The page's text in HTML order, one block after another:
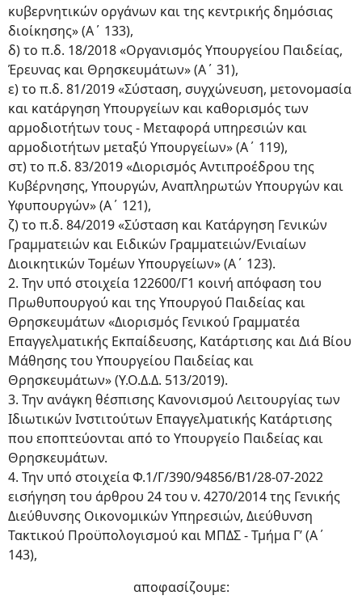
κυβερνητικών οργάνων και της κεντρικής δημόσιας
διοίκησης» (Α΄ 133),
δ) το π.δ. 18/2018 «Οργανισμός Υπουργείου Παιδείας,
Έρευνας και Θρησκευμάτων» (Α΄ 31),
ε) το π.δ. 81/2019 «Σύσταση, συγχώνευση, μετονομασία
και κατάργηση Υπουργείων και καθορισμός των
αρμοδιοτήτων τους - Μεταφορά υπηρεσιών και
αρμοδιοτήτων μεταξύ Υπουργείων» (Α΄ 119),
στ) το π.δ. 83/2019 «Διορισμός Αντιπροέδρου της
Κυβέρνησης, Υπουργών, Αναπληρωτών Υπουργών και
Υφυπουργών» (Α΄ 121),
ζ) το π.δ. 84/2019 «Σύσταση και Κατάργηση Γενικών
Γραμματειών και Ειδικών Γραμματειών/Ενιαίων
Διοικητικών Τομέων Υπουργείων» (Α΄ 123).
2. Την υπό στοιχεία 122600/Γ1 κοινή απόφαση του
Πρωθυπουργού και της Υπουργού Παιδείας και
Θρησκευμάτων «Διορισμός Γενικού Γραμματέα
Επαγγελματικής Εκπαίδευσης, Κατάρτισης και Διά Βίου
Μάθησης του Υπουργείου Παιδείας και
Θρησκευμάτων» (Υ.Ο.Δ.Δ. 513/2019).
3. Την ανάγκη θέσπισης Κανονισμού Λειτουργίας των
Ιδιωτικών Ινστιτούτων Επαγγελματικής Κατάρτισης
που εποπτεύονται από το Υπουργείο Παιδείας και
Θρησκευμάτων.
4. Την υπό στοιχεία Φ.1/Γ/390/94856/Β1/28-07-2022
εισήγηση του άρθρου 24 του ν. 4270/2014 της Γενικής
Διεύθυνσης Οικονομικών Υπηρεσιών, Διεύθυνση
Τακτικού Προϋπολογισμού και ΜΠΔΣ - Τμήμα Γ’ (Α΄
143),
αποφασίζουμε: